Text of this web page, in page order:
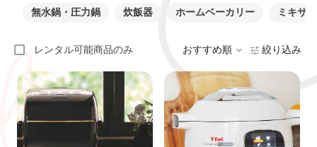
無水鍋・圧力鍋 炊飯器 ホームベーカリー ミキサ
レンタル可能商品のみ おすすめ順 絞り込み